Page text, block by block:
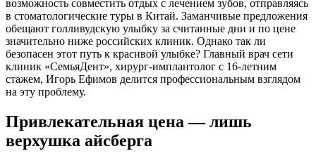
возможность совместить отдых с лечением зубов, отправляясь
в стоматологические туры в Китай. Заманчивые предложения
обещают голливудскую улыбку за считанные дни и по цене
значительно ниже российских клиник. Однако так ли
безопасен этот путь к красивой улыбке? Главный врач сети
клиник «СемьяДент», хирург-имплантолог с 16-летним
стажем, Игорь Ефимов делится профессиональным взглядом
на эту проблему.
Привлекательная цена — лишь
верхушка айсберга